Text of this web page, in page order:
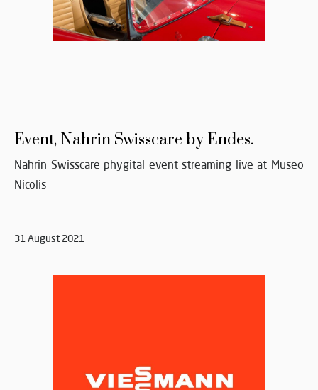
Event, Nahrin Swisscare by Endes.
Nahrin Swisscare phygital event streaming live at Museo
Nicolis
31 August 2021